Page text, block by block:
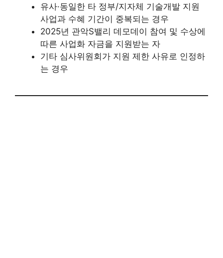
유사·동일한 타 정부/지자체 기술개발 지원
사업과 수혜 기간이 중복되는 경우
2025년 관악S밸리 데모데이 참여 및 수상에
따른 사업화 자금을 지원받는 자
기타 심사위원회가 지원 제한 사유로 인정하
는 경우